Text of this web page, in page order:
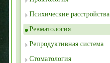
Психические расстройства
Ревматология
Репродуктивная система
Стоматология